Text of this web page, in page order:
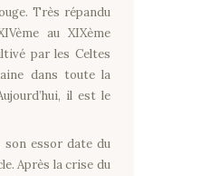
Très répandu
au XIXème
par les Celtes
dans toute la
il est le
son essor date du
Après la crise du